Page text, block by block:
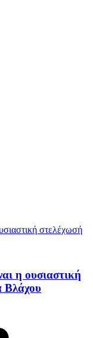
η ουσιαστική
Βλάχου